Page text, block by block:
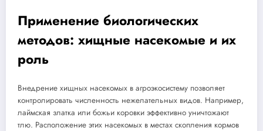
Применение биологических
методов: хищные насекомые и их
роль
Внедрение хищных насекомых в агроэкосистему позволяет
контролировать численность нежелательных видов. Например,
лаймская златка или божьи коровки эффективно уничтожают
тлю. Расположение этих насекомых в местах скопления кормов